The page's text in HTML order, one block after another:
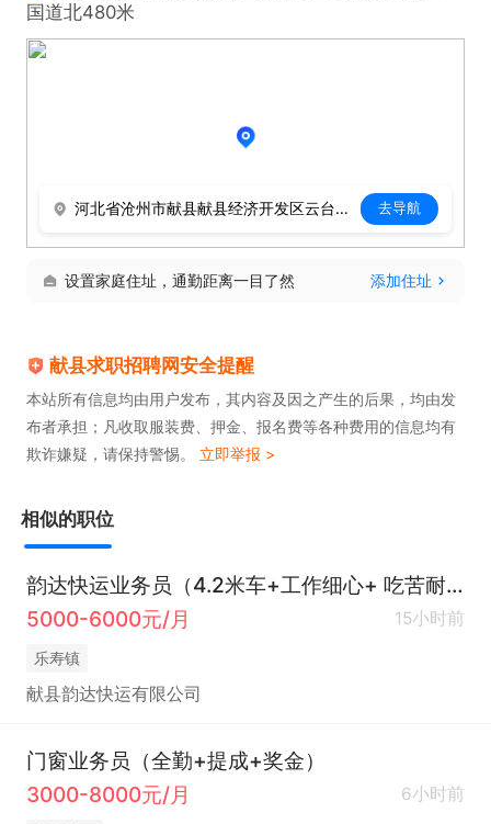
国道北480米
河北省沧州市献县献县经济开发区云台路东侧307国道北480米 去导航
设置家庭住址，通勤距离一目了然 添加住址
献县求职招聘网安全提醒
本站所有信息均由用户发布，其内容及因之产生的后果，均由发
布者承担；凡收取服装费、押金、报名费等各种费用的信息均有
欺诈嫌疑，请保持警惕。 立即举报 >
相似的职位
韵达快运业务员（4.2米车+工作细心+ 吃苦耐劳）
5000-6000元/月
15小时前
乐寿镇
献县韵达快运有限公司
门窗业务员（全勤+提成+奖金）
3000-8000元/月
6小时前